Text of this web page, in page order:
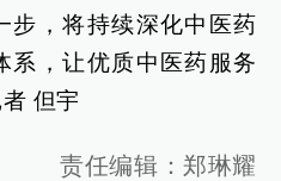
步，将持续深化中医药
系，让优质中医药服务
但宇
责任编辑：郑琳耀